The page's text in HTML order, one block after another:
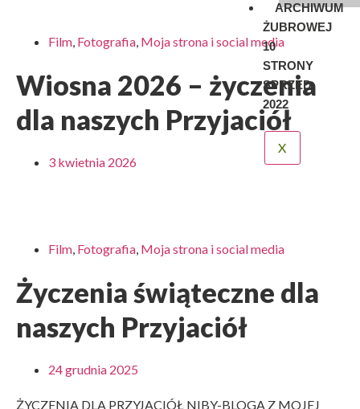
ARCHIWUM
ŻUBROWEJ
10
STRONY
SPRZED
2022
X
Film, Fotografia, Moja strona i social media
Wiosna 2026 – życzenia
dla naszych Przyjaciół
3 kwietnia 2026
Film, Fotografia, Moja strona i social media
Życzenia świąteczne dla
naszych Przyjaciół
24 grudnia 2025
ŻYCZENIA DLA PRZYJACIÓŁ NIBY-BLOGA Z MOJEJ